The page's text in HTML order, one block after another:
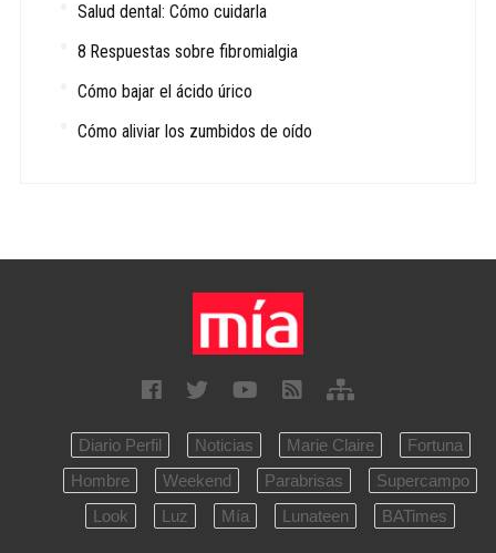
Salud dental: Cómo cuidarla
8 Respuestas sobre fibromialgia
Cómo bajar el ácido úrico
Cómo aliviar los zumbidos de oído
Diario Perfil Noticias Marie Claire
Fortuna
Hombre
Weekend Parabrisas
Supercampo
Look
Luz Mía Lunateen BATimes